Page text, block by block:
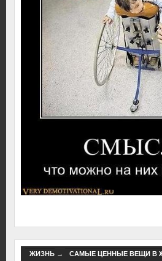
ЖИЗНЬ→ САМЫЕ ЦЕННЫЕ ВЕЩИ В